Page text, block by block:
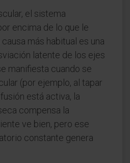
el sistema
encima de lo que le
más habitual es una
latente de los ejes
manifiesta cuando se
(por ejemplo, al tapar
está activa, la
compensa la
ve bien, pero ese
constante genera